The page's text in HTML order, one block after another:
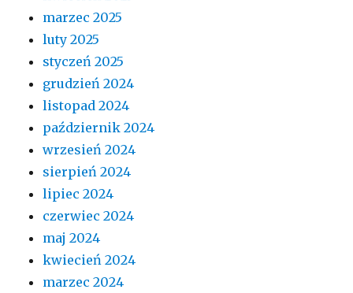
marzec 2025
luty 2025
styczeń 2025
grudzień 2024
listopad 2024
październik 2024
wrzesień 2024
sierpień 2024
lipiec 2024
czerwiec 2024
maj 2024
kwiecień 2024
marzec 2024